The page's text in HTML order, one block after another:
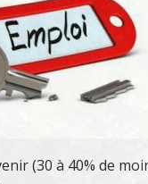
(30 à 40% de